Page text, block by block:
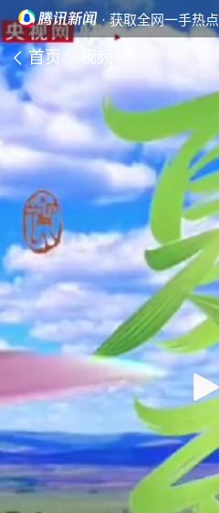
· 获取全网一手热点
首页 视频